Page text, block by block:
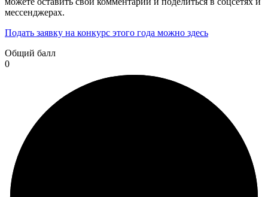
мессенджерах.
Подать заявку на конкурс этого года можно здесь
Общий балл
0